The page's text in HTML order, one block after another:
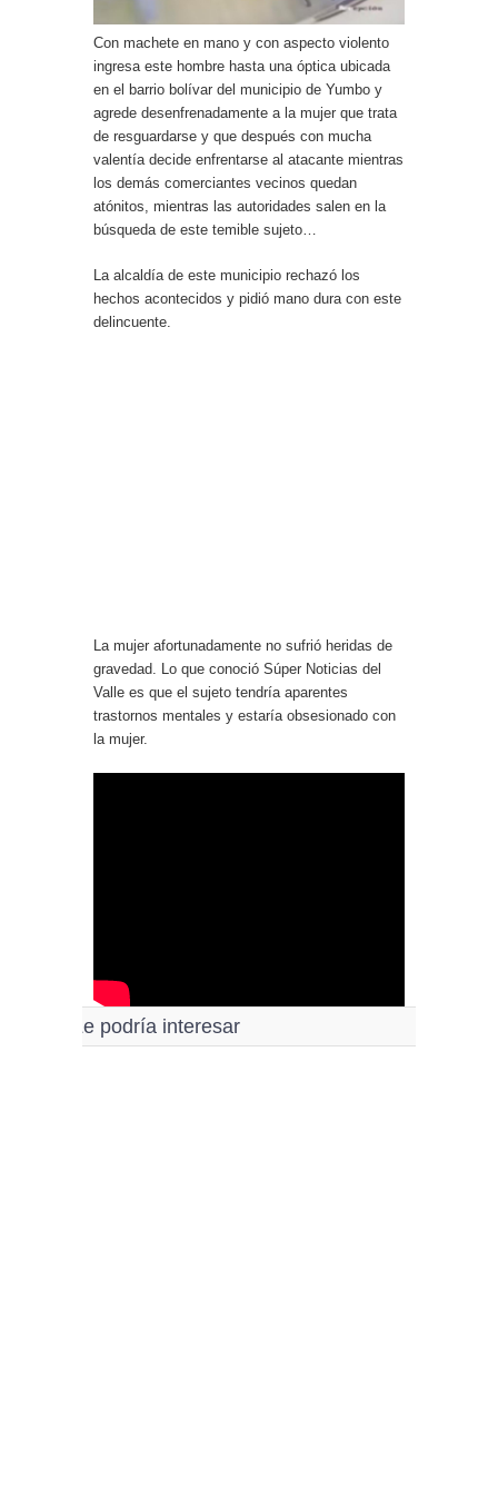
Con machete en mano y con aspecto violento
ingresa este hombre hasta una óptica ubicada
en el barrio bolívar del municipio de Yumbo y
agrede desenfrenadamente a la mujer que trata
de resguardarse y que después con mucha
valentía decide enfrentarse al atacante mientras
los demás comerciantes vecinos quedan
atónitos, mientras las autoridades salen en la
búsqueda de este temible sujeto…
La alcaldía de este municipio rechazó los
hechos acontecidos y pidió mano dura con este
delincuente.
La mujer afortunadamente no sufrió heridas de
gravedad. Lo que conoció Súper Noticias del
Valle es que el sujeto tendría aparentes
trastornos mentales y estaría obsesionado con
la mujer.
Le podría interesar